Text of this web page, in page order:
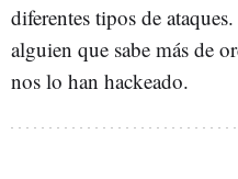
diferentes tipos de
alguien que sabe más de
nos lo han hackeado.